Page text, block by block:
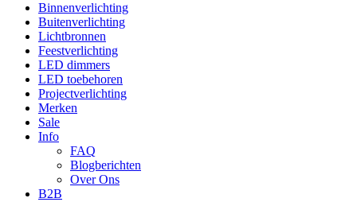
Binnenverlichting
Buitenverlichting
Lichtbronnen
Feestverlichting
LED dimmers
LED toebehoren
Projectverlichting
Merken
Sale
Info
FAQ
Blogberichten
Over Ons
B2B